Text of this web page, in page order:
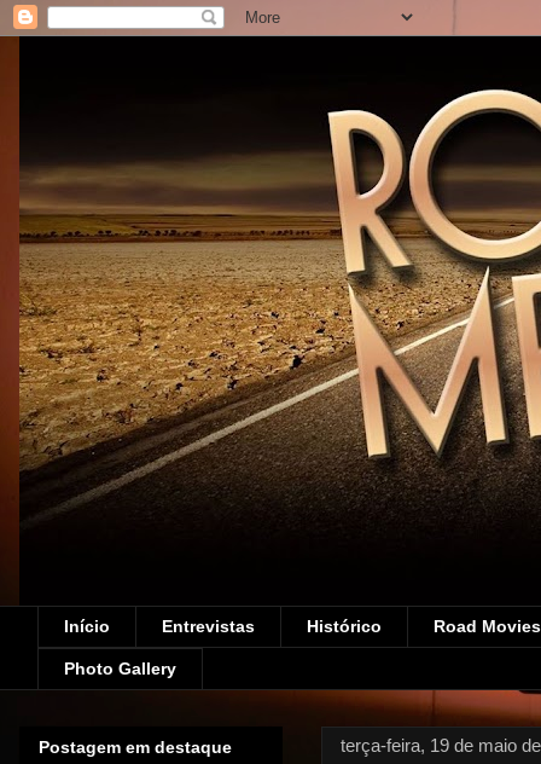
Início Entrevistas Histórico Road
Photo Gallery
terça-feira, 19 de maio
Postagem em destaque